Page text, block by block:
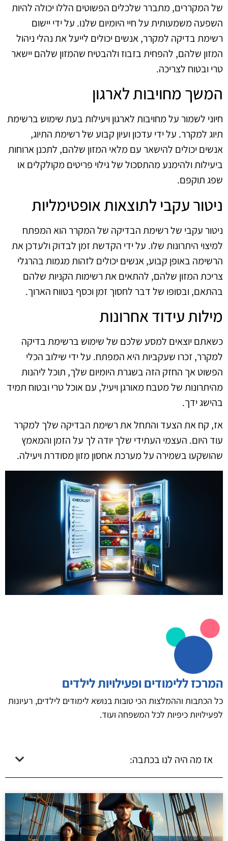
של המקררים, מתברר שלכלים הפשוטים הללו יכולה להיות
השפעה משמעותית על חיי היומיום שלנו. על ידי יישום
רשימת בדיקה למקרר, אנשים יכולים לייעל את נהלי ניהול
המזון שלהם, להפחית בזבוז ולהבטיח שהמזון שלהם יישאר
טרי ובטוח לצריכה.
המשך מחויבות לארגון
חיוני לשמור על מחויבות לארגון ויעילות בעת שימוש ברשימת
תיוג למקרר. על ידי עדכון ועיון קבוע של רשימת התיוג,
אנשים יכולים להישאר עם מלאי המזון שלהם, לתכנן ארוחות
ביעילות ולהימנע מהתסכול של גילוי פריטים מקולקלים או
שפג תוקפם.
ניטור עקבי לתוצאות אופטימליות
ניטור עקבי של רשימת הבדיקה של המקרר הוא המפתח
למיצוי היתרונות שלו. על ידי הקדשת זמן לבדוק ולעדכן את
הרשימה באופן קבוע, אנשים יכולים לזהות מגמות בהרגלי
צריכת המזון שלהם, להתאים את רשימות הקניות שלהם
בהתאם, ובסופו של דבר לחסוך זמן וכסף בטווח הארוך.
מילות עידוד אחרונות
כשאתם יוצאים למסע שלכם של שימוש ברשימת בדיקה
למקרר, זכרו שעקביות היא המפתח. על ידי שילוב הכלי
הפשוט אך החזק הזה בשגרת היומיום שלך, תוכל ליהנות
מהיתרונות של מטבח מאורגן ויעיל, עם אוכל טרי ובטוח תמיד
בהישג ידך.
אז, קח את הצעד והתחל את רשימת הבדיקה שלך למקרר
עוד היום. העצמי העתידי שלך יודה לך על הזמן והמאמץ
שהושקעו בשמירה על מערכת אחסון מזון מסודרת ויעילה.
המרכז ללימודים ופעילויות לילדים
כל הכתבות וההמלצות הכי טובות בנושא לימודים לילדים, רעיונות
לפעילויות כיפיות לכל המשפחה ועוד.
אז מה היה לנו בכתבה: